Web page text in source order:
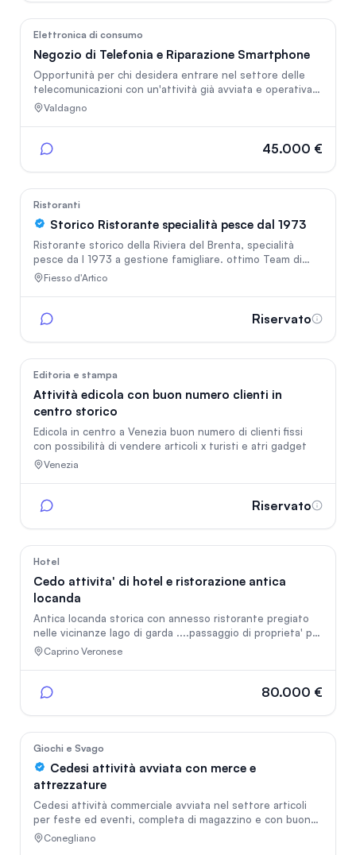
Elettronica di consumo
Negozio di Telefonia e Riparazione Smartphone
Opportunità per chi desidera entrare nel settore delle
telecomunicazioni con un'attività già avviata e operativa.
Storico negozio di telefonia situato in posizione
strategica a Valdagno, con consolidata presenza sul
vendita smartphone e accessori, attivazione e gestione
energia, assicurazioni, riparazioni smartphone e
assistenza alla clientela.
Valdagno
45.000 €
Ristoranti
Storico Ristorante specialità pesce dal 1973
Ristorante storico della Riviera del Brenta, specialità
pesce da l 1973 a gestione famigliare. ottimo Team di
gestione cucina e sala. ottimo investimento.
Fiesso d'Artico
Riservato
Editoria e stampa
Attività edicola con buon numero clienti in
centro storico
Edicola in centro a Venezia buon numero di clienti fissi
con possibilità di vendere articoli x turisti e atri gadget
Venezia
Riservato
Hotel
Cedo attivita' di hotel e ristorazione antica
locanda
Antica locanda storica con annesso ristorante pregiato
nelle vicinanze lago di garda ....passaggio di proprieta' per
reaggiunti limiti di eta'
Caprino Veronese
80.000 €
Giochi e Svago
Cedesi attività avviata con merce e
attrezzature
Cedesi attività commerciale avviata nel settore articoli
per feste ed eventi, completa di magazzino e con buone
possibilità di sviluppo. L’attività rappresenta
un’interessante opportunità per chi desidera subentrare
Conegliano